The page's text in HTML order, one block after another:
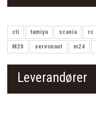
cti tamiya scania rc
M20
servonaut m24
Leverandører